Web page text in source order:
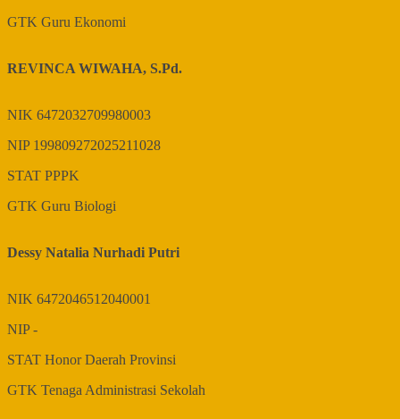
GTK Guru Ekonomi
REVINCA WIWAHA, S.Pd.
NIK 6472032709980003
NIP 199809272025211028
STAT PPPK
GTK Guru Biologi
Dessy Natalia Nurhadi Putri
NIK 6472046512040001
NIP-
STAT Honor Daerah Provinsi
GTK Tenaga Administrasi Sekolah